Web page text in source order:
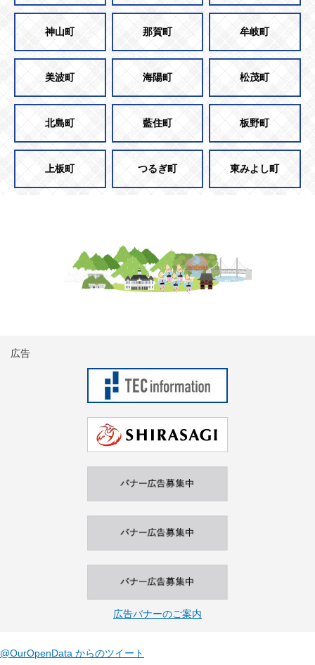
神山町 那賀町 牟岐町
美波町 海陽町 松茂町
北島町 藍住町 板野町
上板町 つるぎ町 東みよし町
広告
広告バナーのご案内
@OurOpenData からのツイート